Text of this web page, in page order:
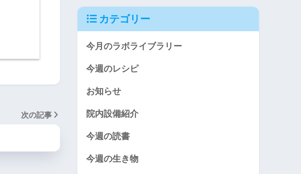
次の記事
カテゴリー
今月のラボライブラリー
今週のレシピ
お知らせ
院内設備紹介
今週の読書
今週の生き物